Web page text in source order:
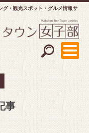
グ
観光スポット・グルメ情報サ
事